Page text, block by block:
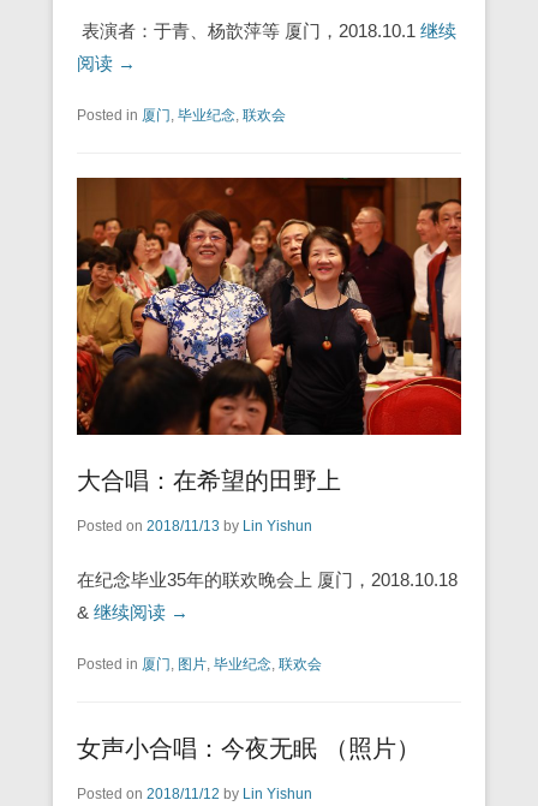
表演者：于青、杨歆萍等 厦门，2018.10.1 继续
阅读 →
Posted in 厦门, 毕业纪念, 联欢会
大合唱：在希望的田野上
Posted on 2018/11/13 by Lin Yishun
在纪念毕业35年的联欢晚会上 厦门，2018.10.18
& 继续阅读 →
Posted in 厦门, 图片, 毕业纪念, 联欢会
女声小合唱：今夜无眠 （照片）
Posted on 2018/11/12 by Lin Yishun